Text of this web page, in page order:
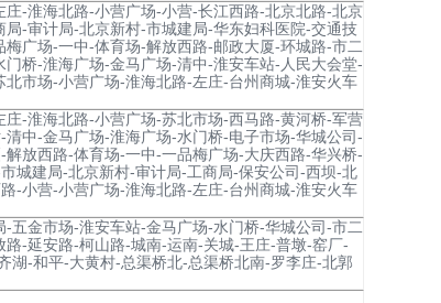
-淮海北路-小营广场-小营-长江西路-北京北路-北京
-审计局-北京新村-市城建局-华东妇科医院-交通技
广场-一中-体育场-解放西路-邮政大厦-环城路-市二
门桥-淮海广场-金马广场-清中-淮安车站-人民大会堂-
市场-小营广场-淮海北路-左庄-台州商城-淮安火车
-淮海北路-小营广场-苏北市场-西马路-黄河桥-军营
清中-金马广场-淮海广场-水门桥-电子市场-华城公司-
放西路-体育场-一中-一品梅广场-大庆西路-华兴桥-
城建局-北京新村-审计局-工商局-保安公司-西坝-北
-小营-小营广场-淮海北路-左庄-台州商城-淮安火车
五金市场-淮安车站-金马广场-水门桥-华城公司-市二
路-延安路-柯山路-城南-运南-关城-王庄-普墩-窑厂-
湖-和平-大黄村-总渠桥北-总渠桥北南-罗李庄-北郭